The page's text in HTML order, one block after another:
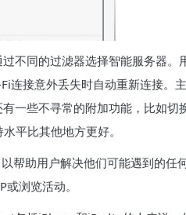
不同的过滤器选择智能服务器。
连接意外丢失时自动重新连接。
一些不寻常的附加功能，比如切
平比其他地方更好。
帮助用户解决他们可能遇到的任
浏览活动。